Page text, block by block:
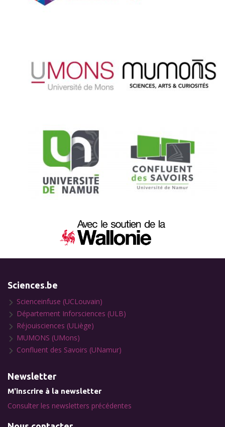
Sciences.be
Scienceinfuse (UCLouvain)
Département Inforsciences (ULB)
Réjouisciences (ULiège)
MUMONS (UMons)
Confluent des Savoirs (UNamur)
Newsletter
M'inscrire à la newsletter
Consulter les newsletters précédentes